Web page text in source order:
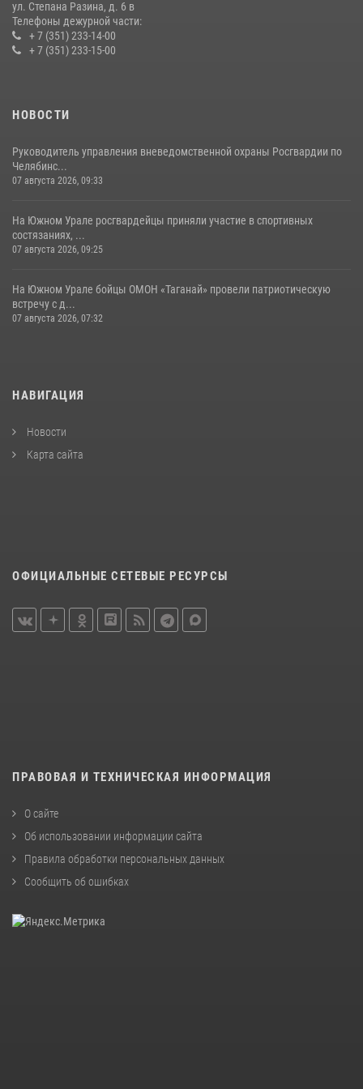
ул. Степана Разина, д. 6 в
Телефоны дежурной части:
+ 7 (351) 233-14-00
+ 7 (351) 233-15-00
НОВОСТИ
Руководитель управления вневедомственной охраны Росгвардии по
Челябинс...
07 августа 2026, 09:33
На Южном Урале росгвардейцы приняли участие в спортивных
состязаниях, ...
07 августа 2026, 09:25
На Южном Урале бойцы ОМОН «Таганай» провели патриотическую
встречу с д...
07 августа 2026, 07:32
НАВИГАЦИЯ
Новости
Карта сайта
ОФИЦИАЛЬНЫЕ СЕТЕВЫЕ РЕСУРСЫ
ПРАВОВАЯ И ТЕХНИЧЕСКАЯ ИНФОРМАЦИЯ
О сайте
Об использовании информации сайта
Правила обработки персональных данных
Сообщить об ошибках